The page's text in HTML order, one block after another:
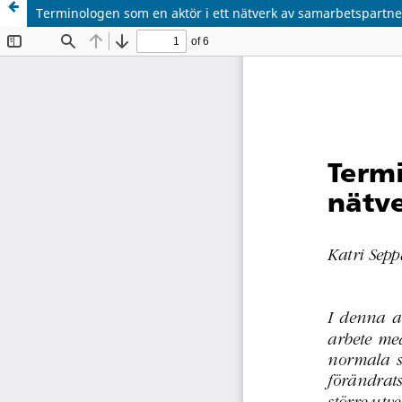
Terminologen som en aktör i ett nätverk av